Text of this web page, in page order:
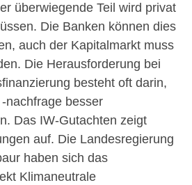
überwiegende Teil wird privat
Die Banken können dies
auch der Kapitalmarkt muss
Die Herausforderung bei
besteht oft darin,
nachfrage besser
Das IW-Gutachten zeigt
auf. Die Landesregierung
haben sich das
Klimaneutrale